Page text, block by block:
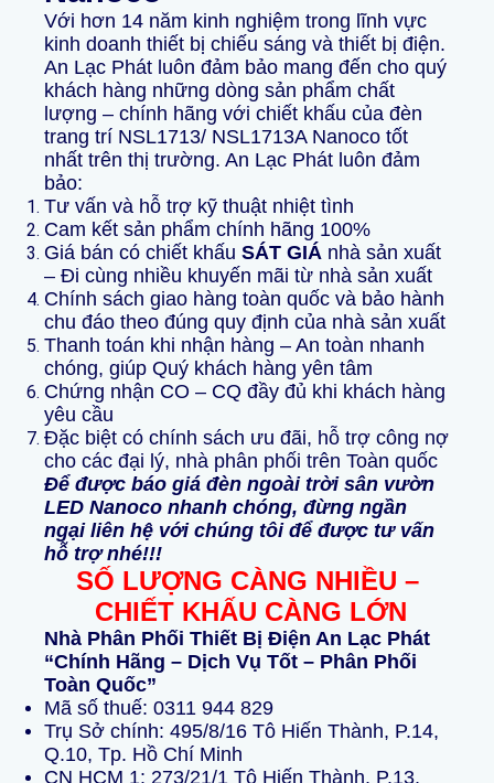
Với hơn 14 năm kinh nghiệm trong lĩnh vực
kinh doanh thiết bị chiếu sáng và thiết bị điện.
An Lạc Phát luôn đảm bảo mang đến cho quý
khách hàng những dòng sản phẩm chất
lượng – chính hãng với chiết khấu của đèn
trang trí NSL1713/ NSL1713A Nanoco tốt
nhất trên thị trường. An Lạc Phát luôn đảm
bảo:
Tư vấn và hỗ trợ kỹ thuật nhiệt tình
Cam kết sản phẩm chính hãng 100%
Giá bán có chiết khấu SÁT GIÁ nhà sản xuất
– Đi cùng nhiều khuyến mãi từ nhà sản xuất
Chính sách giao hàng toàn quốc và bảo hành
chu đáo theo đúng quy định của nhà sản xuất
Thanh toán khi nhận hàng – An toàn nhanh
chóng, giúp Quý khách hàng yên tâm
Chứng nhận CO – CQ đầy đủ khi khách hàng
yêu cầu
Đặc biệt có chính sách ưu đãi, hỗ trợ công nợ
cho các đại lý, nhà phân phối trên Toàn quốc
Để được báo giá đèn ngoài trời sân vườn
LED Nanoco nhanh chóng, đừng ngần
ngại liên hệ với chúng tôi để được tư vấn
hỗ trợ nhé!!!
SỐ LƯỢNG CÀNG NHIỀU –
CHIẾT KHẤU CÀNG LỚN
Nhà Phân Phối Thiết Bị Điện An Lạc Phát
“Chính Hãng – Dịch Vụ Tốt – Phân Phối
Toàn Quốc”
Mã số thuế: 0311 944 829
Trụ Sở chính: 495/8/16 Tô Hiến Thành, P.14,
Q.10, Tp. Hồ Chí Minh
CN HCM 1: 273/21/1 Tô Hiến Thành, P.13,